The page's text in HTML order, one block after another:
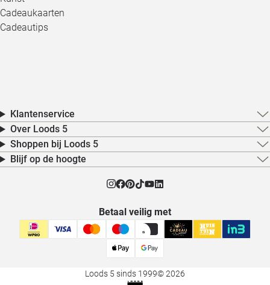
Cadeaukaarten
Cadeautips
Klantenservice
Over Loods 5
Shoppen bij Loods 5
Blijf op de hoogte
Betaal veilig met
Loods 5 sinds 1999© 2026